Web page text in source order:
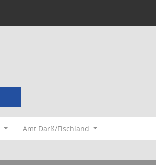
Amt Darß/Fischland